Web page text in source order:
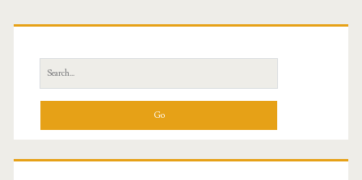
Primary
Sidebar
Search
for: